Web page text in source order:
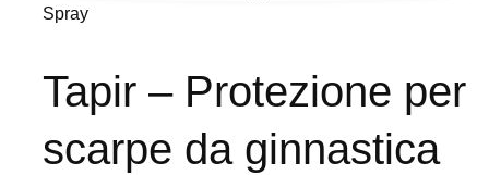
Spray
Tapir – Protezione per
scarpe da ginnastica